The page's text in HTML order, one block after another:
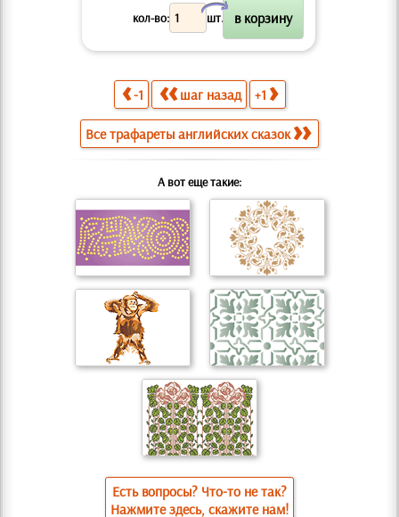
кол-во: шт.
X
-1 шаг назад +1
Все трафареты английских сказок
А вот еще такие:
Есть вопросы? Что-то не так?
Нажмите здесь, скажите нам!